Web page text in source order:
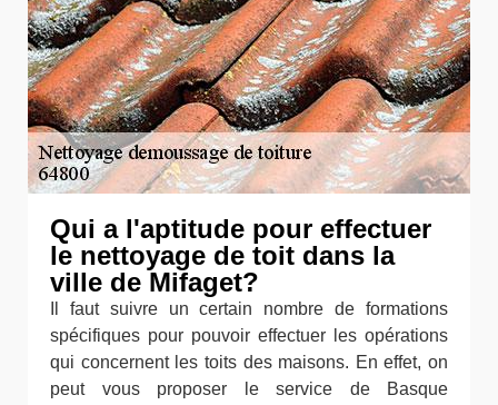
Qui a l'aptitude pour effectuer
le nettoyage de toit dans la
ville de Mifaget?
Il faut suivre un certain nombre de formations
spécifiques pour pouvoir effectuer les opérations
qui concernent les toits des maisons. En effet, on
peut vous proposer le service de Basque